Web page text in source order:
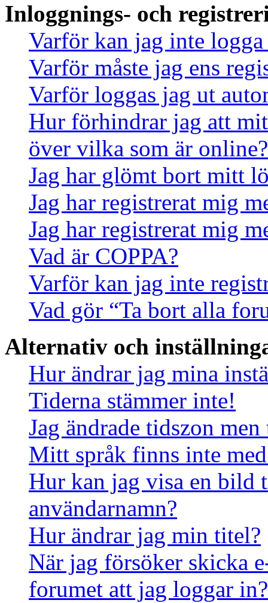
Inloggnings- och
Varför kan jag inte
Varför måste jag ens
Varför loggas jag ut
Hur förhindrar jag att
över vilka som är online?
Jag har glömt bort mitt
Jag har registrerat mig
Jag har registrerat mig
Vad är COPPA?
Varför kan jag inte
Vad gör “Ta bort alla
Alternativ och
Hur ändrar jag mina
Tiderna stämmer inte!
Jag ändrade tidszon
Mitt språk finns inte
Hur kan jag visa en bild
användarnamn?
Hur ändrar jag min titel?
När jag försöker skicka
forumet att jag loggar in?